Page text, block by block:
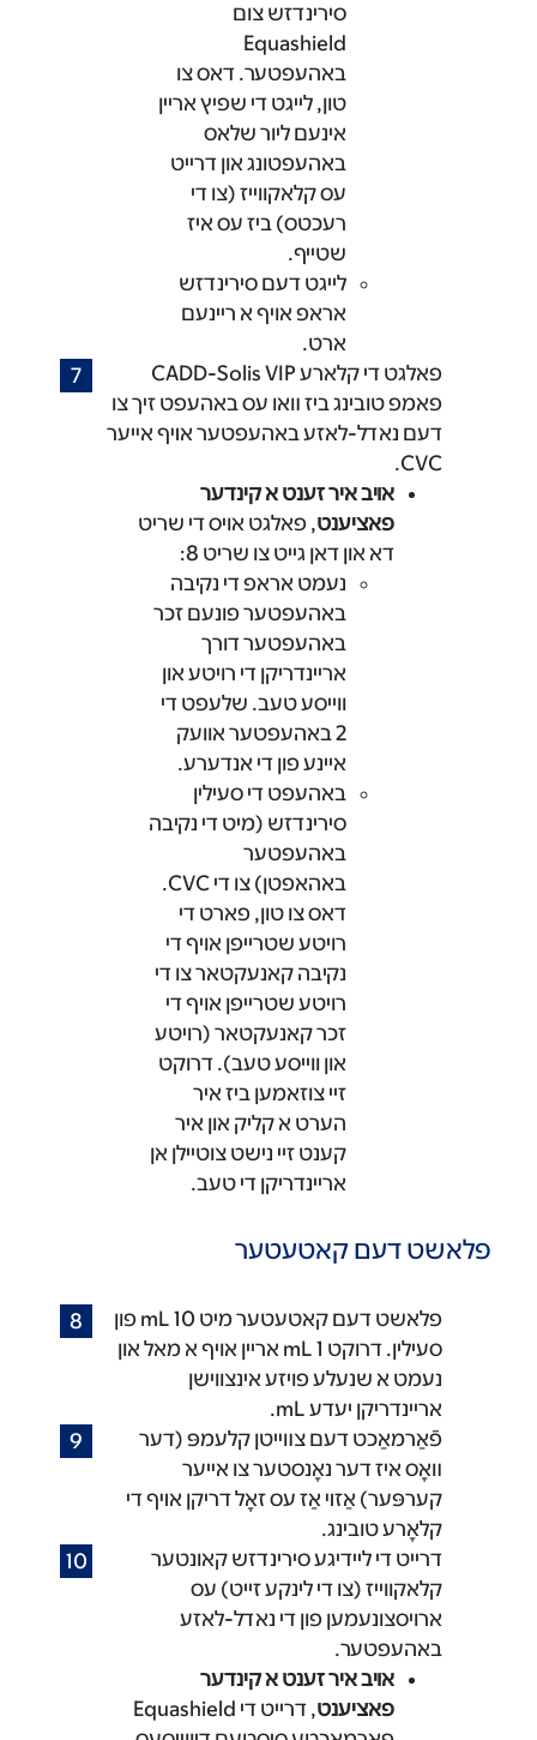
סירינדזש צום
Equashield
באהעפטער. דאס צו
טון, לייגט די שפיץ אריין
אינעם ליור שלאס
באהעפטונג און דרייט
עס קלאקווייז (צו די
רעכטס) ביז עס איז
שטייף.
לייגט דעם סירינדזש
אראפ אויף א ריינעם
ארט.
פאלגט די קלארע CADD-Solis VIP
פאמפ טובינג ביז װאו עס באהעפט זיך צו
דעם נאדל-לאזע באהעפטער אױף אײער
CVC.
אויב איר זענט א קינדער
פאציענט, פאלגט אויס די שריט
דא און דאן גייט צו שריט 8:
נעמט אראפ די נקיבה
באהעפטער פונעם זכר
באהעפטער דורך
אריינדריקן די רויטע און
ווייסע טעב. שלעפט די
2 באהעפטער אוועק
איינע פון די אנדערע.
באהעפט די סעילין
סירינדזש (מיט די נקיבה
באהעפטער
באהאפטן) צו די CVC.
דאס צו טון, פארט די
רויטע שטרייפן אויף די
נקיבה קאנעקטאר צו די
רויטע שטרייפן אויף די
זכר קאנעקטאר (רויטע
און ווייסע טעב). דרוקט
זיי צוזאמען ביז איר
הערט א קליק און איר
קענט זיי נישט צוטיילן אן
אריינדריקן די טעב.
פלאשט דעם קאטעטער
פלאשט דעם קאטעטער מיט 10 mL פון
סעילין. דרוקט 1 mL אריין אויף א מאל און
נעמט א שנעלע פויזע אינצווישן
אריינדריקן יעדע mL.
פֿאַרמאַכט דעם צװײטן קלעמפּ (דער
װאָס איז דער נאָנסטער צו אײער
קערפּער) אַזױ אַז עס זאָל דריקן אױף די
קלאָרע טובינג.
דרייט די ליידיגע סירינדזש קאונטער
קלאקווייז (צו די לינקע זייט) עס
ארויסצונעמען פון די נאדל-לאזע
באהעפטער.
אויב איר זענט א קינדער
פאציענט
, דרייט די Equashield